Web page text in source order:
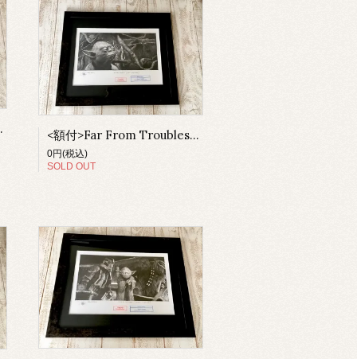
Boba) <額付>Far From Troubles. (Yoda)
0円(税込)
SOLD OUT